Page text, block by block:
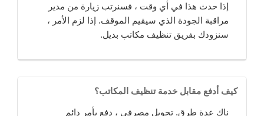
إذا حدث هذا في أي وقت ، فسنرتب زيارة من مدير
مراقبة الجودة الذي سيقيم الموقف. إذا لزم الأمر ،
سنزودك بفريق تنظيف مكاتب بديل.
كيف أدفع مقابل خدمة تنظيف المكاتب؟
ناك عدة طرق. تحويل مصرفي ، دفع بأمر دائم